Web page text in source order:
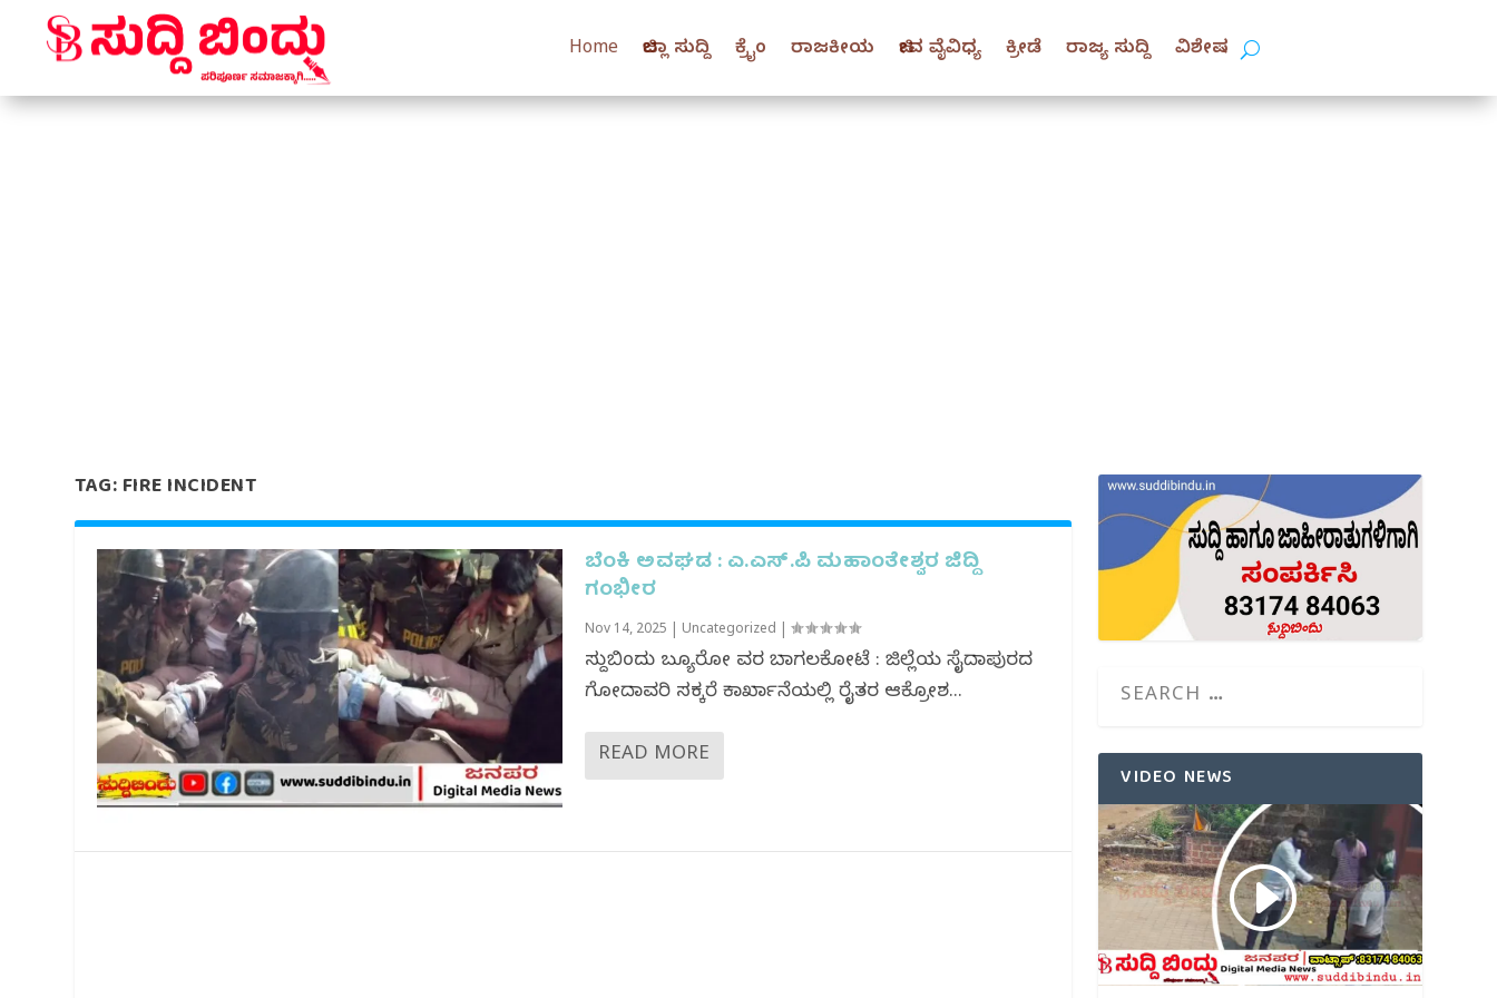
Home ಜಿಲ್ಲಾ ಸುದ್ದಿ ಕ್ರೈಂ ರಾಜಕೀಯ ಜೀವ ವೈವಿಧ್ಯ ಕ್ರೀಡೆ ರಾಜ್ಯ ಸುದ್ದಿ ವಿಶೇಷ
TAG:FIRE INCIDENT
ಬೆಂಕಿ ಅವಘಡ : ಎ.ಎಸ್.ಪಿ ಮಹಾಂತೇಶ್ವರ ಜಿದ್ದಿ
ಗಂಭೀರ
Nov 14, 2025 Uncategorized
ಸುದ್ದಿಬಿಂದು ಬ್ಯೂರೋ ವರದಿ ಬಾಗಲಕೋಟೆ : ಜಿಲ್ಲೆಯ ಸೈದಾಪುರದ
ಗೋದಾವರಿ ಸಕ್ಕರೆ ಕಾರ್ಖಾನೆಯಲ್ಲಿ ರೈತರ ಆಕ್ರೋಶ...
READ MORE
VIDEO NEWS